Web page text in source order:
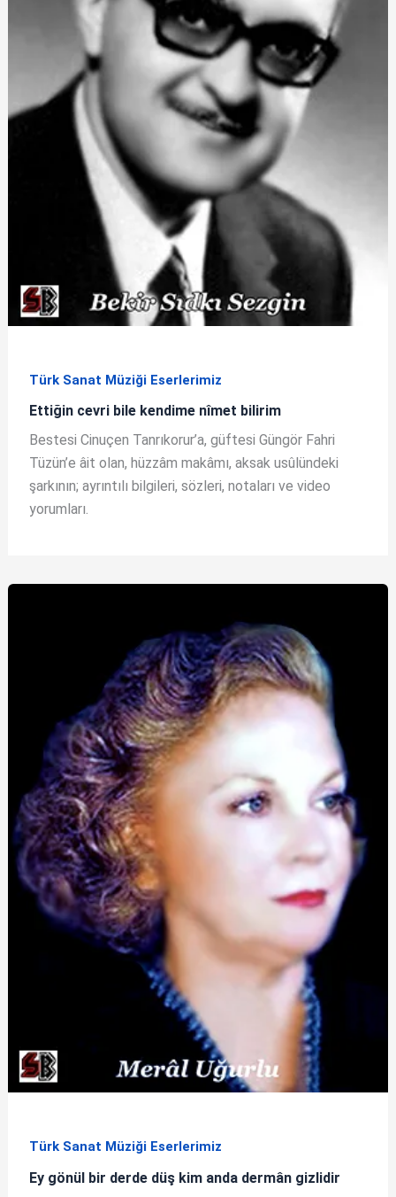
Türk Sanat Müziği Eserlerimiz
Ettiğin cevri bile kendime nîmet bilirim
Bestesi Cinuçen Tanrıkorur’a, güftesi Güngör Fahri
Tüzün’e âit olan, hüzzâm makâmı, aksak usûlündeki
şarkının; ayrıntılı bilgileri, sözleri, notaları ve video
yorumları.
Türk Sanat Müziği Eserlerimiz
Ey gönül bir derde düş kim anda dermân gizlidir